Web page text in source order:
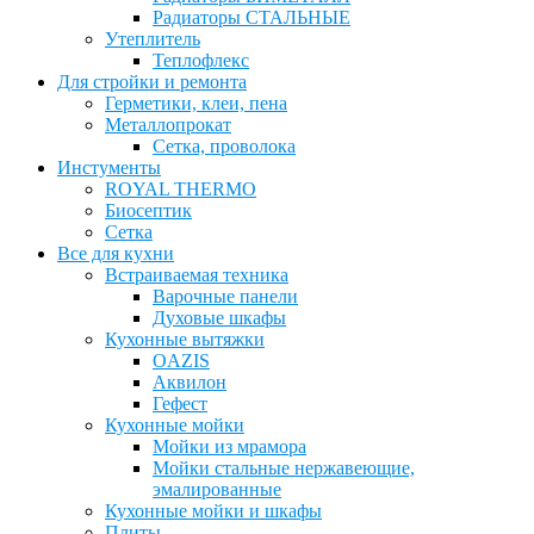
Радиаторы СТАЛЬНЫЕ
Утеплитель
Теплофлекс
Для стройки и ремонта
Герметики, клеи, пена
Металлопрокат
Сетка, проволока
Инстументы
ROYAL THERMO
Биосептик
Сетка
Все для кухни
Встраиваемая техника
Варочные панели
Духовые шкафы
Кухонные вытяжки
OAZIS
Аквилон
Гефест
Кухонные мойки
Мойки из мрамора
Мойки стальные нержавеющие,
эмалированные
Кухонные мойки и шкафы